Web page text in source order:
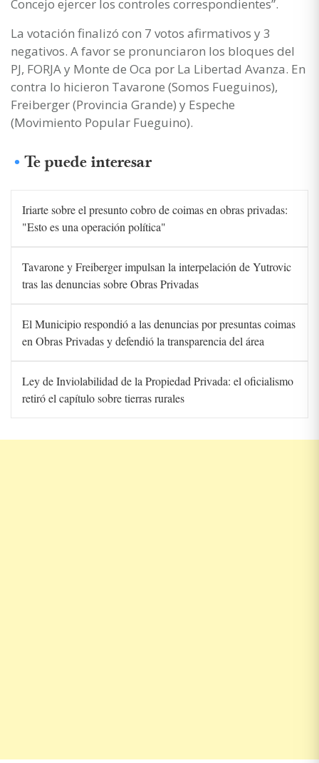
Concejo ejercer los controles correspondientes”.
La votación finalizó con 7 votos afirmativos y 3
negativos. A favor se pronunciaron los bloques del
PJ, FORJA y Monte de Oca por La Libertad Avanza. En
contra lo hicieron Tavarone (Somos Fueguinos),
Freiberger (Provincia Grande) y Espeche
(Movimiento Popular Fueguino).
Te puede interesar
Iriarte sobre el presunto cobro de coimas en obras privadas:
"Esto es una operación política"
Tavarone y Freiberger impulsan la interpelación de Yutrovic
tras las denuncias sobre Obras Privadas
El Municipio respondió a las denuncias por presuntas coimas
en Obras Privadas y defendió la transparencia del área
Ley de Inviolabilidad de la Propiedad Privada: el oficialismo
retiró el capítulo sobre tierras rurales